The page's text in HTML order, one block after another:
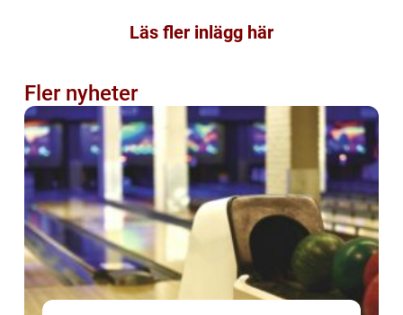
Läs fler inlägg här
Fler nyheter